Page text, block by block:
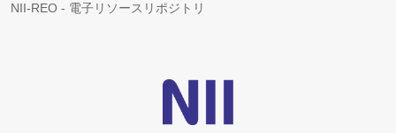
NII-REO - 電子リソースリポジトリ